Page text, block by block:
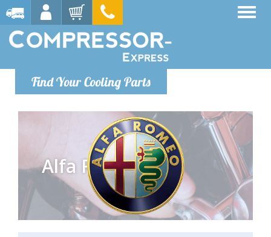
Find Your Cooling Parts
Alfa Romeo